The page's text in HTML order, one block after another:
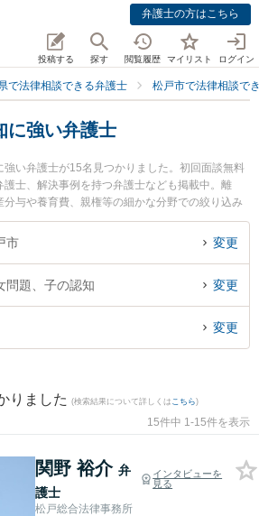
弁護士の方はこちら
投稿する 探す 閲覧履歴 マイリスト ログイン
で法律相談できる弁護士 松戸市で法律相談で
に強い弁護士
い弁護士が15名見つかりました。初回面談無料
士、解決事例を持つ弁護士なども掲載中。離
与や養育費、親権等の細かな分野での絞り込み
総合法律事務所の関野 裕介弁護士や松戸さくら
士、ときわ綜合法律事務所の吉田 要介弁護士のプ
富な近くの弁護士を検索したい』『初回相談無料
戸市内の弁護士に相談予約したい』などでお困
。
市 変更
問題、子の認知 変更
変更
りました (検索結果について詳しくは こちら)
15件中 1-15件を表示
関野 裕介 弁
護士
インタビューを
見る
松戸総合法律事務所